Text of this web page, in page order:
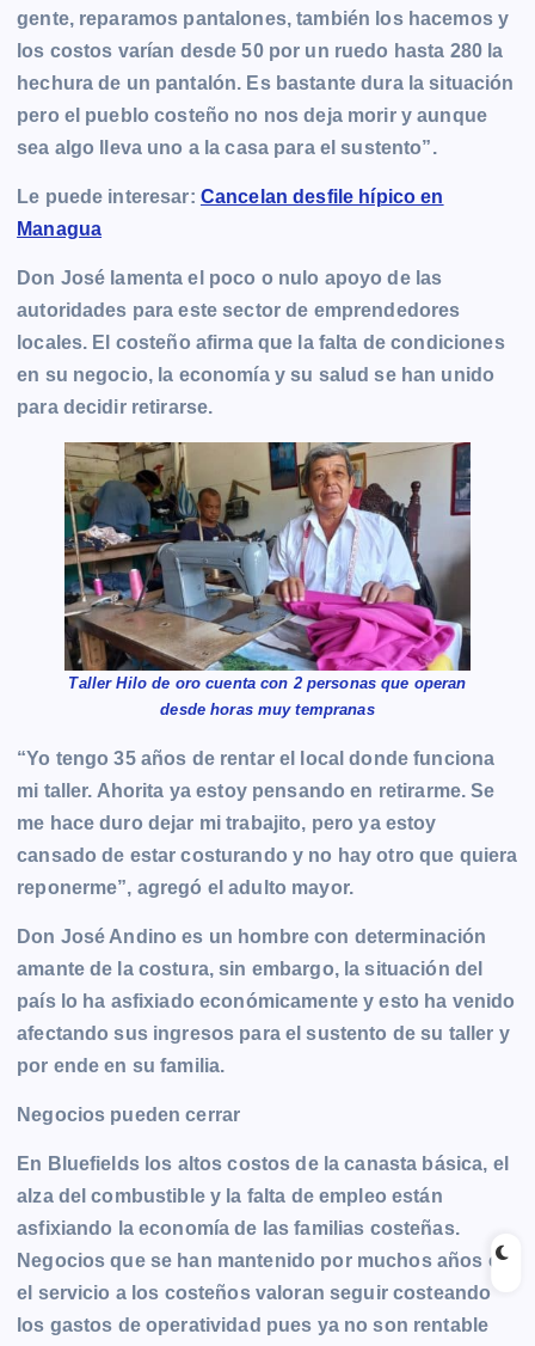
gente, reparamos pantalones, también los hacemos y
los costos varían desde 50 por un ruedo hasta 280 la
hechura de un pantalón. Es bastante dura la situación
pero el pueblo costeño no nos deja morir y aunque
sea algo lleva uno a la casa para el sustento”.
Le puede interesar: Cancelan desfile hípico en
Managua
Don José lamenta el poco o nulo apoyo de las
autoridades para este sector de emprendedores
locales. El costeño afirma que la falta de condiciones
en su negocio, la economía y su salud se han unido
para decidir retirarse.
Taller Hilo de oro cuenta con 2 personas que operan
desde horas muy tempranas
“Yo tengo 35 años de rentar el local donde funciona
mi taller. Ahorita ya estoy pensando en retirarme. Se
me hace duro dejar mi trabajito, pero ya estoy
cansado de estar costurando y no hay otro que quiera
reponerme”, agregó el adulto mayor.
Don José Andino es un hombre con determinación
amante de la costura, sin embargo, la situación del
país lo ha asfixiado económicamente y esto ha venido
afectando sus ingresos para el sustento de su taller y
por ende en su familia.
Negocios pueden cerrar
En Bluefields los altos costos de la canasta básica, el
alza del combustible y la falta de empleo están
asfixiando la economía de las familias costeñas.
Negocios que se han mantenido por muchos años en
el servicio a los costeños valoran seguir costeando
los gastos de operatividad pues ya no son rentable